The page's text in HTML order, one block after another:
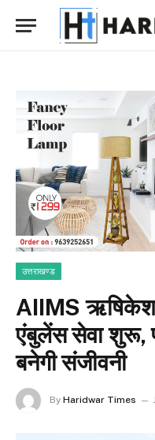
उत्तराखण्ड
AIIMS ऋषिकेश
एंबुलेंस सेवा शुरू,
बनेगी संजीवनी
By Haridwar Times